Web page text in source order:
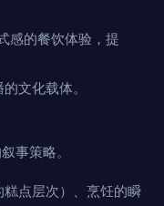
感的餐饮体验，提
文化载体。
事策略。
点层次）、烹饪的瞬